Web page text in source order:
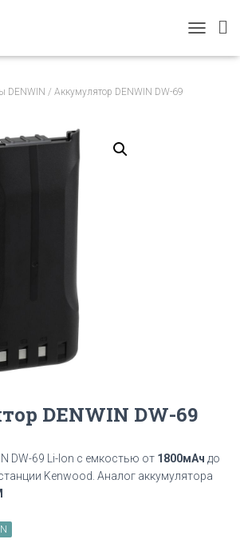
O
DENWIN / Аккумулятор DENWIN DW-69
DENWIN DW-69
DW-69 Li-Ion с емкостью от 1800мАч до
Kenwood. Аналог аккумулятора